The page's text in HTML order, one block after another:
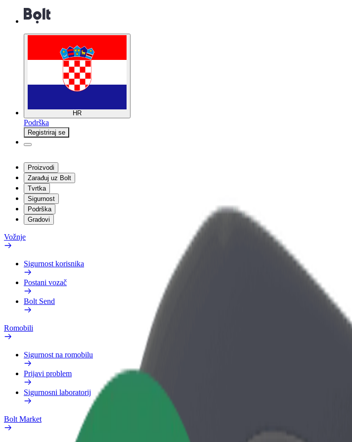
HR
Podrška
Registriraj se
Proizvodi
Zarađuj uz Bolt
Tvrtka
Sigurnost
Podrška
Gradovi
Vožnje
Sigurnost korisnika
Postani vozač
Bolt Send
Romobili
Sigurnost na romobilu
Prijavi problem
Sigurnosni laboratorij
Bolt Market